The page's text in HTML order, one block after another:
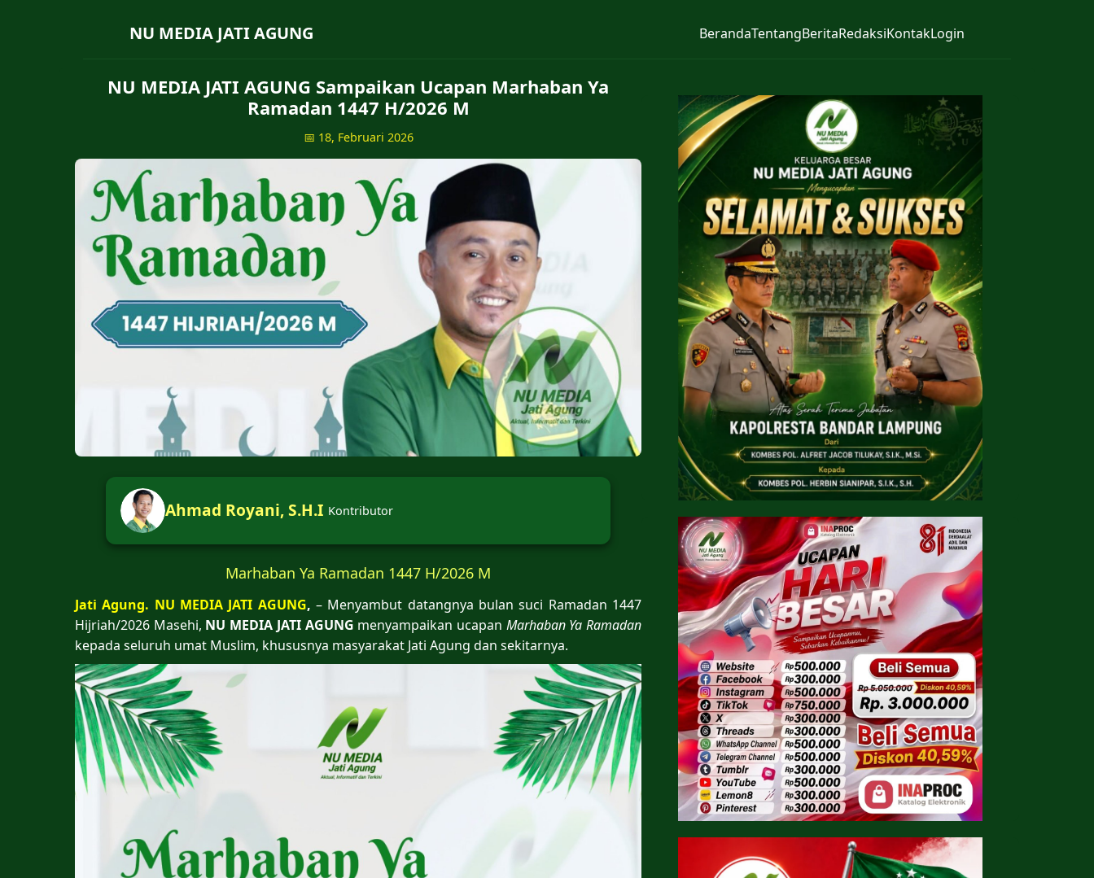
NU MEDIA JATI AGUNG BerandaTentangBeritaRedaksiKontakLogin
NU MEDIA JATI AGUNG Sampaikan Ucapan Marhaban Ya
Ramadan 1447 H/2026 M
📅 18, Februari 2026
Ahmad Royani, S.H.I Kontributor
Marhaban Ya Ramadan 1447 H/2026 M
Jati Agung. NU MEDIA JATI AGUNG,– Menyambut datangnya bulan suci Ramadan 1447
Hijriah/2026 Masehi, NU MEDIA JATI AGUNG menyampaikan ucapan Marhaban Ya Ramadan
kepada seluruh umat Muslim, khususnya masyarakat Jati Agung dan sekitarnya.